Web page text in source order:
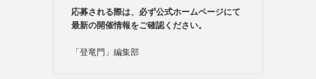
応募される際は、必ず公式ホームページにて
最新の開催情報をご確認ください。
「登竜門」編集部